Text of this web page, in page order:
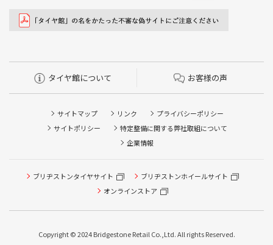
タイヤ館について お客様の声
サイトマップ リンク
プライバシーポリシー
サイトポリシー
特定整備に関する弊社取組について
企業情報
ブリヂストンタイヤサイト
ブリヂストンホイールサイト
オンラインストア
Copyright © 2024 Bridgestone Retail Co.,Ltd. All rights Reserved.
タイヤ点検・安全点検/タイヤ履き替え/オイル交換/その他
ピット作業の予約
本日のタイヤ履き替え順番待ち予約 ※クローク契約会員の